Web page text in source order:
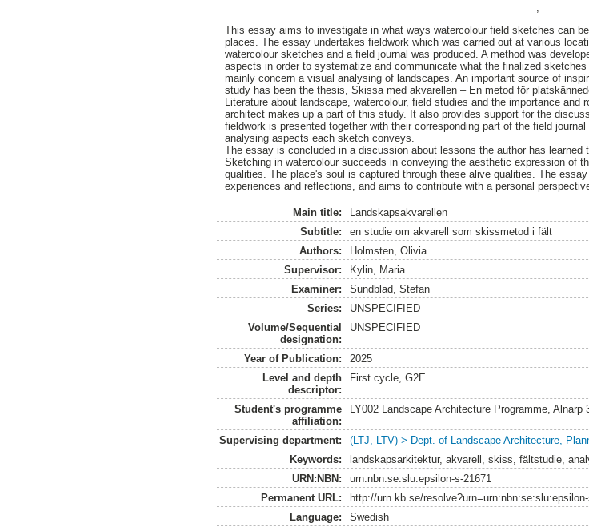
This essay aims to investigate in what ways watercolour field sketches can
places. The essay undertakes fieldwork which was carried out at various
watercolour sketches and a field journal was produced. A method was
aspects in order to systematize and communicate what the finalized
mainly concern a visual analysing of landscapes. An important source of
study has been the thesis, Skissa med akvarellen – En metod för
Literature about landscape, watercolour, field studies and the importance and
architect makes up a part of this study. It also provides support for the
fieldwork is presented together with their corresponding part of the field
analysing aspects each sketch conveys.
The essay is concluded in a discussion about lessons the author has learned
Sketching in watercolour succeeds in conveying the aesthetic expression of
qualities. The place's soul is captured through these alive qualities. The
experiences and reflections, and aims to contribute with a personal
Main title:
Landskapsakvarellen
Subtitle:
en studie om akvarell som skissmetod i fält
Authors:
Holmsten, Olivia
Supervisor:
Kylin, Maria
Examiner:
Sundblad, Stefan
Series:
UNSPECIFIED
Volume/Sequential
designation:
UNSPECIFIED
Year of Publication:
2025
Level and depth
descriptor:
First cycle, G2E
Student's programme
affiliation:
LY002 Landscape Architecture Programme, Alnarp
Supervising department:
(LTJ, LTV) > Dept. of Landscape Architecture,
Keywords:
landskapsarkitektur, akvarell, skiss, fältstudie,
URN:NBN:
urn:nbn:se:slu:epsilon-s-21671
Permanent URL:
http://urn.kb.se/resolve?urn=urn:nbn:se:slu:epsilon-
Language:
Swedish